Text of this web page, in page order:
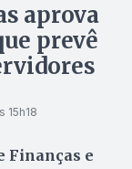
aprova
prevê
15h18
Finanças e